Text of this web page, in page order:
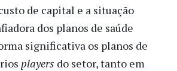
de capital e a situação
dos planos de saúde
significativa os planos de
players do setor, tanto em